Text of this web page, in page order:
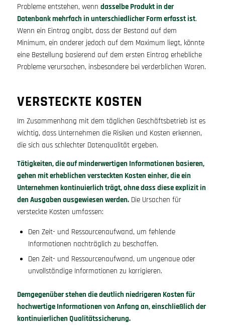
Probleme entstehen, wenn dasselbe Produkt in der
Datenbank mehrfach in unterschiedlicher Form erfasst ist.
Wenn ein Eintrag angibt, dass der Bestand auf dem
Minimum, ein anderer jedoch auf dem Maximum liegt, könnte
eine Bestellung basierend auf dem ersten Eintrag erhebliche
Probleme verursachen, insbesondere bei verderblichen Waren.
VERSTECKTE KOSTEN
Im Zusammenhang mit dem täglichen Geschäftsbetrieb ist es
wichtig, dass Unternehmen die Risiken und Kosten erkennen,
die sich aus schlechter Datenqualität ergeben.
Tätigkeiten, die auf minderwertigen Informationen basieren,
gehen mit erheblichen versteckten Kosten einher, die ein
Unternehmen kontinuierlich trägt, ohne dass diese explizit in
den Ausgaben ausgewiesen werden.Die Ursachen für
versteckte Kosten umfassen:
Den Zeit- und Ressourcenaufwand, um fehlende
Informationen nachträglich zu beschaffen.
Den Zeit- und Ressourcenaufwand, um ungenaue oder
unvollständige Informationen zu korrigieren.
Demgegenüber stehen die deutlich niedrigeren Kosten für
hochwertige Informationen von Anfang an, einschließlich der
kontinuierlichen Qualitätssicherung.